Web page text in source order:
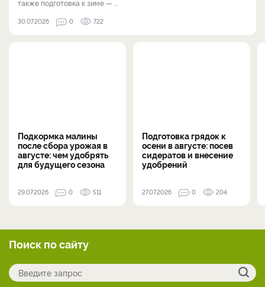
также подготовка к зиме — ...
30.07.2026 0 722
Подкормка малины
после сбора урожая в
августе: чем удобрять
для будущего сезона
29.07.2026 0 511
Подготовка грядок к
осени в августе: посев
сидератов и внесение
удобрений
27.07.2026 0 204
Поиск по сайту